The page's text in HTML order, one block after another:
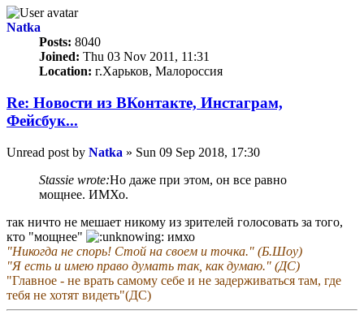
Natka
Posts: 8040
Joined: Thu 03 Nov 2011, 11:31
Location: г.Харьков, Малороссия
Re: Новости из ВКонтакте, Инстаграм,
Фейсбук...
Unread post by Natka » Sun 09 Sep 2018, 17:30
Stassie wrote:Но даже при этом, он все равно
мощнее. ИМХо.
так ничто не мешает никому из зрителей голосовать за того,
кто "мощнее"
имхо
"Никогда не спорь! Стой на своем и точка." (Б.Шоу)
"Я есть и имею право думать так, как думаю." (ДС)
"Главное - не врать самому себе и не задерживаться там, где
тебя не хотят видеть"(ДС)